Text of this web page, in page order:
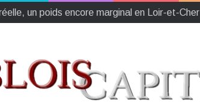
un poids encore marginal en Loir-et-Cher